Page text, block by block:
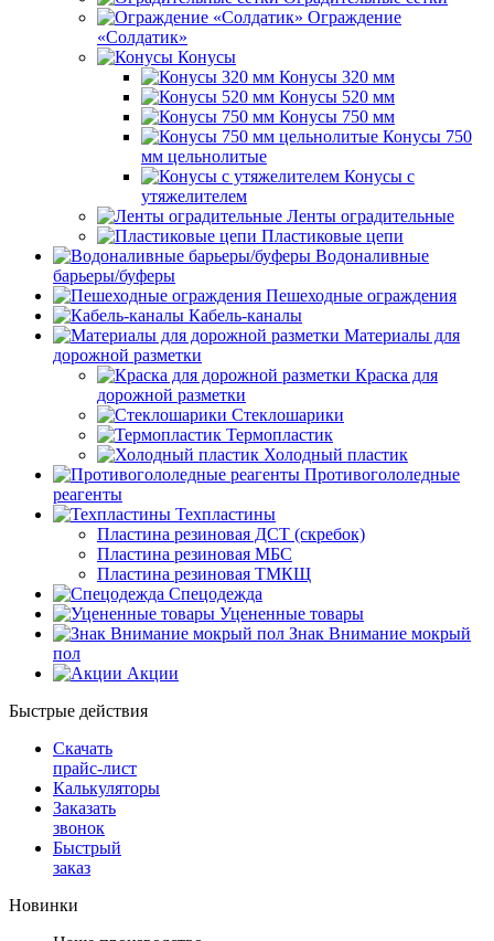
Ограждение
«Солдатик»
Конусы
Конусы 320 мм
Конусы 520 мм
Конусы 750 мм
Конусы 750
мм цельнолитые
Конусы с
утяжелителем
Ленты оградительные
Пластиковые цепи
Водоналивные
барьеры/буферы
Пешеходные ограждения
Кабель-каналы
Материалы для
дорожной разметки
Краска для
дорожной разметки
Стеклошарики
Термопластик
Холодный пластик
Противогололедные
реагенты
Техпластины
Пластина резиновая ДСТ (скребок)
Пластина резиновая МБС
Пластина резиновая ТМКЩ
Спецодежда
Уцененные товары
Знак Внимание мокрый
пол
Акции
Быстрые действия
Скачать
прайс-лист
Калькуляторы
Заказать
звонок
Быстрый
заказ
Новинки